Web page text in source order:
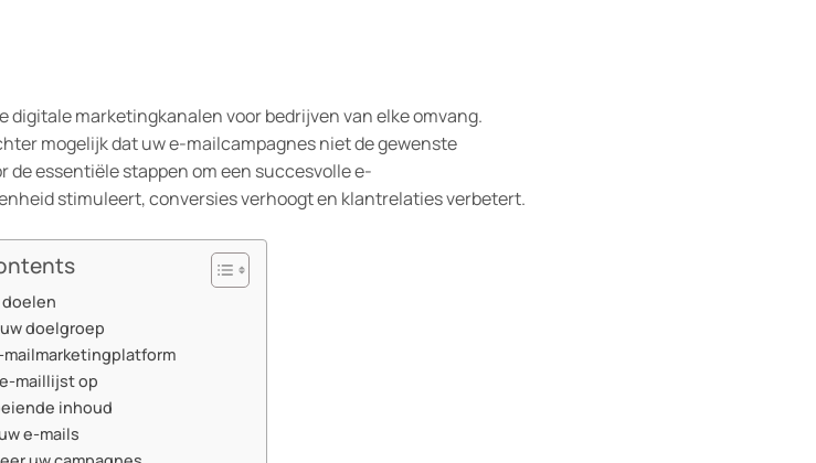
marketingkanalen voor bedrijven van elke omvang.
mogelijk dat uw e-mailcampagnes niet de gewenste
essentiële stappen om een succesvolle e-
stimuleert, conversies verhoogt en klantrelaties verbetert.
doelen
doelgroep
mailmarketingplatform
maillijst op
inhoud
e-mails